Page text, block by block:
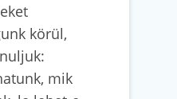
körül,
mik